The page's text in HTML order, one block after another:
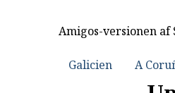
Amigos-versionen
Galicien A